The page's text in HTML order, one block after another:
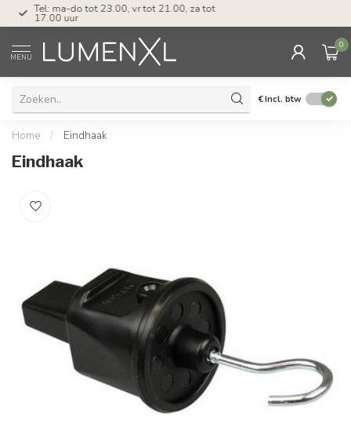
Tel: ma-do tot 23.00, vr tot 21.00, za tot
17.00 uur
MENU
0
€Incl. btw
Home / Eindhaak
Eindhaak